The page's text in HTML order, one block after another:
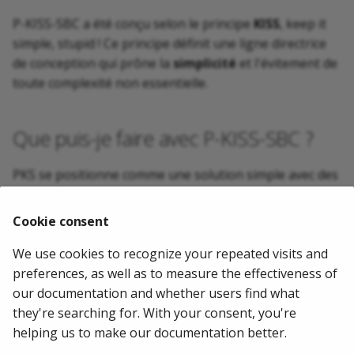
P-KISS-SBC a été conçu selon le principe KISS , keep it
simple, stupid ! Ce principe définit une ligne directrice
de conception qui prône lasimplicité et l'évitement de
toute complexité non essentielle.
Que puis-je faire avec P-KISS-SBC ?
PKS se positionne comme une solution simple avec des
au besoin d'interconnecter un ou plusieurs trunks SIP
2024-03-08 Mathias WOLFF
Suivant
Philosophie
Cookie consent
We use cookies to recognize your repeated visits and
preferences, as well as to measure the effectiveness of
our documentation and whether users find what
they're searching for. With your consent, you're
helping us to make our documentation better.